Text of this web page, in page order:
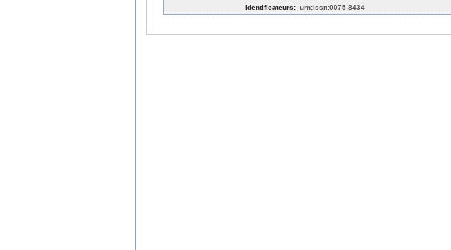
Identificateurs: urn:issn:0075-8434